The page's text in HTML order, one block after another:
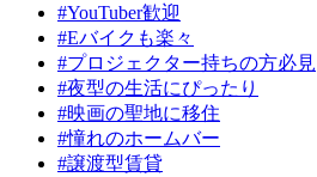
#YouTuber歓迎
#Eバイクも楽々
#プロジェクター持ちの方必見
#夜型の生活にぴったり
#映画の聖地に移住
#憧れのホームバー
#譲渡型賃貸